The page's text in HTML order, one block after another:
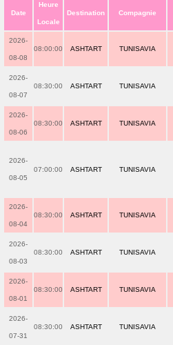
Date
Heure
Locale
Destination Compagnie
2026-
08-08
08:00:00 ASHTART TUNISAVIA
2026-
08-07
08:30:00 ASHTART TUNISAVIA
2026-
08-06
08:30:00 ASHTART TUNISAVIA
2026-
08-05
07:00:00 ASHTART TUNISAVIA
2026-
08-04
08:30:00 ASHTART TUNISAVIA
2026-
08-03
08:30:00 ASHTART TUNISAVIA
2026-
08-01
08:30:00 ASHTART TUNISAVIA
2026-
07-31
08:30:00 ASHTART TUNISAVIA